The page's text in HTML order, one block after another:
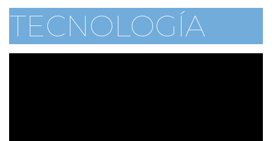
TECNOLOGÍA